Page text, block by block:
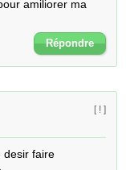
amiliorer ma
Répondre
[ ! ]
desir faire